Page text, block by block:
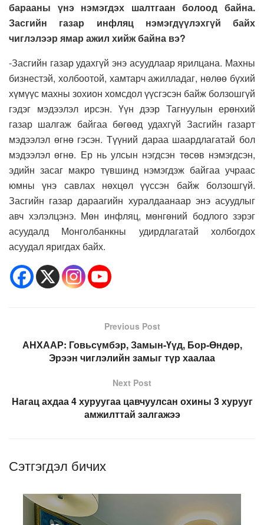
барааны үнэ нэмэгдэх шалтгаан болоод байна.
Засгийн газар инфляц нэмэгдүүлэхгүй байх
чиглэлээр ямар ажил хийж байна вэ?
-Засгийн газар удахгүй энэ асуудлаар ярилцана. Махны
бизнестэй, холбоотой, хамтарч ажилладаг, нөлөө бүхий
хүмүүс махны зохион хомсдол үүсгэсэн байж болзошгүй
гэдэг мэдээлэл ирсэн. Үүн дээр Тагнуулын ерөнхий
газар шалгаж байгаа бөгөөд удахгүй Засгийн газарт
мэдээлэл өгнө гэсэн. Түүний дараа шаардлагатай бол
мэдээлэл өгнө. Ер нь улсын нэгдсэн төсөв нэмэгдсэн,
эдийн засаг макро түвшинд нэмэгдэж байгаа учраас
юмны үнэ савлах нөхцөл үүссэн байж болзошгүй.
Засгийн газар дараагийн хуралдаанаар энэ асуудлыг
авч хэлэлцэнэ. Мөн инфляц, мөнгөний бодлого зэрэг
асуудалд Монголбанкны удирдлагатай холбогдох
асуудал яригдах байх.
Previous Post
АНХААР: Говьсүмбэр, Замын-Үүд, Бор-Өндөр,
Эрээн чиглэлийн замыг түр хаалаа
Next Post
Нагац ахдаа 4 хуруугаа цавчуулсан охины 3 хурууг
амжилттай залгажээ
Сэтгэгдэл бичих